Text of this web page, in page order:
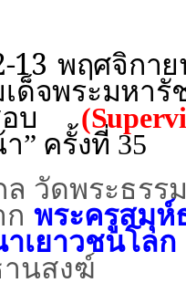
13 พฤศจิกา
ด็จพระมหารั
สอบ(
” ครั้งที่ 35
ดพระธรรม
พระครูสมุห์
เยาวชนโลก
นสงฆ์